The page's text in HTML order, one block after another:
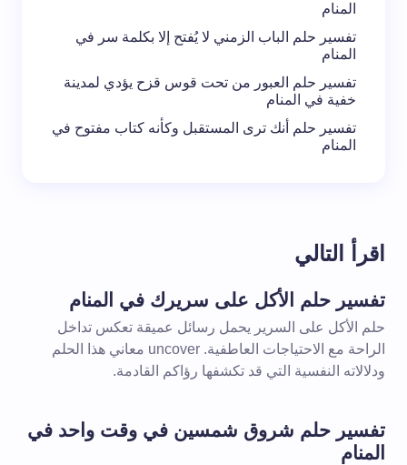
المنام
تفسير حلم الباب الزمني لا يُفتح إلا بكلمة سر في
المنام
تفسير حلم العبور من تحت قوس قزح يؤدي لمدينة
خفية في المنام
تفسير حلم أنك ترى المستقبل وكأنه كتاب مفتوح في
المنام
اقرأ التالي
تفسير حلم الأكل على سريرك في المنام
حلم الأكل على السرير يحمل رسائل عميقة تعكس تداخل
الراحة مع الاحتياجات العاطفية. uncover معاني هذا الحلم
ودلالاته النفسية التي قد تكشفها رؤاكم القادمة.
تفسير حلم شروق شمسين في وقت واحد في
المنام